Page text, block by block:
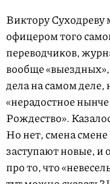
Виктору
офицером того
переводчиков,
вообще
дела на самом деле,
«нерадостное
Рождество».
Но нет, смена
заступают новые, и
про то, что